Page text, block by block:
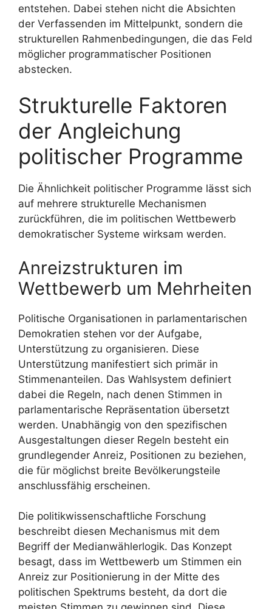
entstehen. Dabei stehen nicht die Absichten
der Verfassenden im Mittelpunkt, sondern die
strukturellen Rahmenbedingungen, die das Feld
möglicher programmatischer Positionen
abstecken.
Strukturelle Faktoren
der Angleichung
politischer Programme
Die Ähnlichkeit politischer Programme lässt sich
auf mehrere strukturelle Mechanismen
zurückführen, die im politischen Wettbewerb
demokratischer Systeme wirksam werden.
Anreizstrukturen im
Wettbewerb um Mehrheiten
Politische Organisationen in parlamentarischen
Demokratien stehen vor der Aufgabe,
Unterstützung zu organisieren. Diese
Unterstützung manifestiert sich primär in
Stimmenanteilen. Das Wahlsystem definiert
dabei die Regeln, nach denen Stimmen in
parlamentarische Repräsentation übersetzt
werden. Unabhängig von den spezifischen
Ausgestaltungen dieser Regeln besteht ein
grundlegender Anreiz, Positionen zu beziehen,
die für möglichst breite Bevölkerungsteile
anschlussfähig erscheinen.
Die politikwissenschaftliche Forschung
beschreibt diesen Mechanismus mit dem
Begriff der Medianwählerlogik. Das Konzept
besagt, dass im Wettbewerb um Stimmen ein
Anreiz zur Positionierung in der Mitte des
politischen Spektrums besteht, da dort die